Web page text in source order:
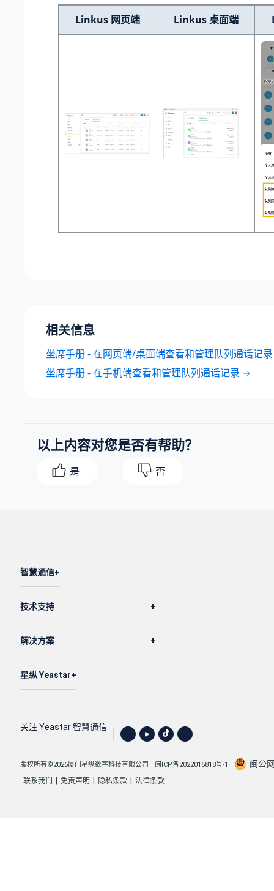
Linkus 网页端 Linkus 桌面端
相关信息
坐席手册 - 在网页端/桌面端查看和管理队列通话记录
坐席手册 - 在手机端查看和管理队列通话记录
以上内容对您是否有帮助？
是 否
智慧通信
技术支持
解决方案
星纵 Yeastar
关注 Yeastar 智慧通信
版权所有©2026厦门星纵数字科技有限公司 闽ICP备2022015818号-1 闽公
联系我们 免责声明 隐私条款 法律条款